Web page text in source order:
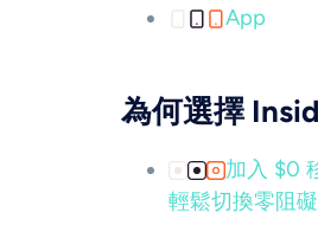
App
為何選擇
加入 $0
輕鬆切換零阻